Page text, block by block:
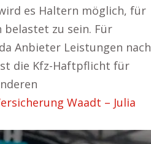
es Haltern möglich, für
belastet zu sein. Für
Anbieter Leistungen nach
die Kfz-Haftpflicht für
Waadt – Julia